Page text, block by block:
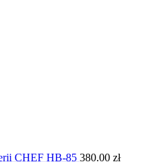
HB-85 380.00 zł